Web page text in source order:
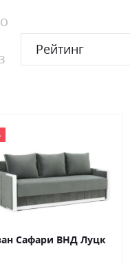
Рейтинг
Сафари ВНД Луцк